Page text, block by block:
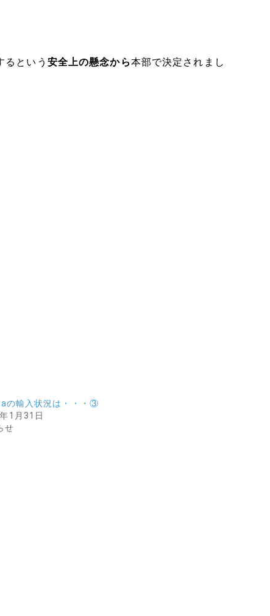
るという 安全上の懸念から本部で決定されまし
の輸入状況は・・・③
1月31日
せ